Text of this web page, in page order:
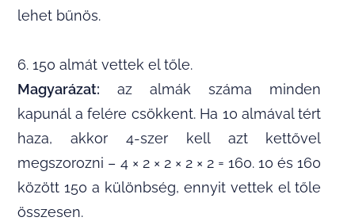
lehet bűnös.
6. 150 almát vettek el tőle.
Magyarázat: az almák száma minden
kapunál a felére csökkent. Ha 10 almával tért
haza, akkor 4-szer kell azt kettővel
megszorozni – 4 × 2 × 2 × 2 × 2 = 160. 10 és 160
között 150 a különbség, ennyit vettek el tőle
összesen.